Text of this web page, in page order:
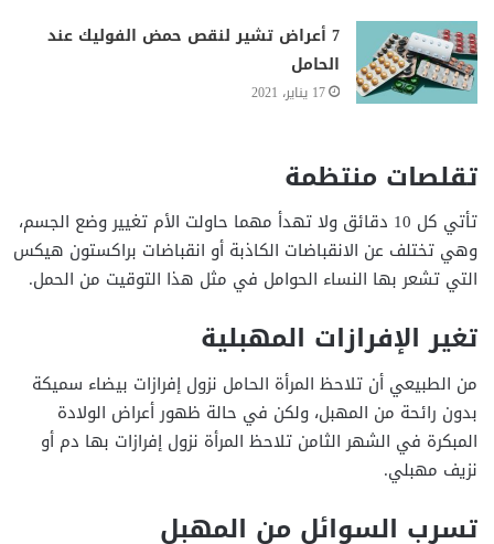
7 أعراض تشير لنقص حمض الفوليك عند
الحامل
17 يناير، 2021
تقلصات منتظمة
تأتي كل 10 دقائق ولا تهدأ مهما حاولت الأم تغيير وضع الجسم،
وهي تختلف عن الانقباضات الكاذبة أو انقباضات براكستون هيكس
التي تشعر بها النساء الحوامل في مثل هذا التوقيت من الحمل.
تغير الإفرازات المهبلية
من الطبيعي أن تلاحظ المرأة الحامل نزول إفرازات بيضاء سميكة
بدون رائحة من المهبل، ولكن في حالة ظهور أعراض الولادة
المبكرة في الشهر الثامن تلاحظ المرأة نزول إفرازات بها دم أو
نزيف مهبلي.
تسرب السوائل من المهبل